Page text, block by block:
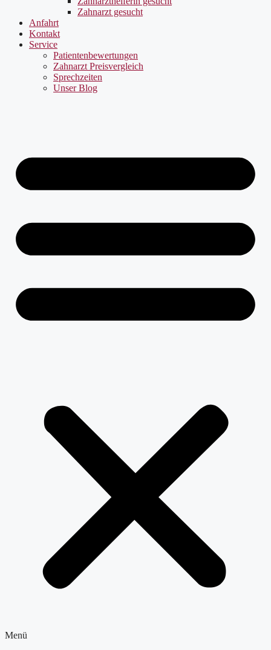
Zahnarzt gesucht
Anfahrt
Kontakt
Service
Patientenbewertungen
Zahnarzt Preisvergleich
Sprechzeiten
Unser Blog
Menü